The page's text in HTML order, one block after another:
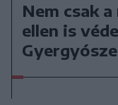
Nem csak
ellen is